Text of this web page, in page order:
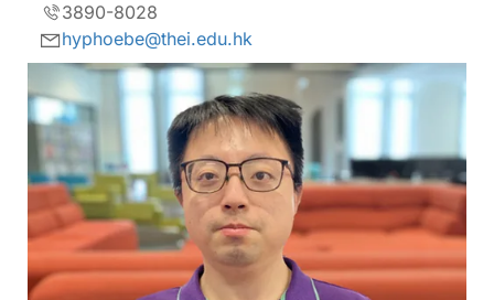
3890-8028
hyphoebe@thei.edu.hk